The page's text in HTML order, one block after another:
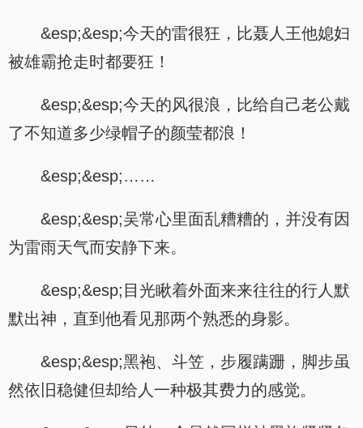
&esp;&esp;今天的雷很狂，比聂人王他媳妇
被雄霸抢走时都要狂！
&esp;&esp;今天的风很浪，比给自己老公戴
了不知道多少绿帽子的颜莹都浪！
&esp;&esp;……
&esp;&esp;吴常心里面乱糟糟的，并没有因
为雷雨天气而安静下来。
&esp;&esp;目光瞅着外面来来往往的行人默
默出神，直到他看见那两个熟悉的身影。
&esp;&esp;黑袍、斗笠，步履蹒跚，脚步虽
然依旧稳健但却给人一种极其费力的感觉。